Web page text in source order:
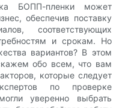
БОПП-пленки может
обеспечив поставку
соответствующих
и срокам. Но
вариантов? В этом
обо всем, что вам
которые следует
по проверке
уверенно выбрать